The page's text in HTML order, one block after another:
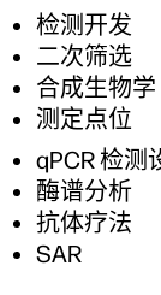
检测开发
二次筛选
合成生物学
测定点位
qPCR 检测
酶谱分析
抗体疗法
SAR